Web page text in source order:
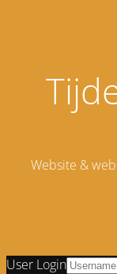
Website &
User Login